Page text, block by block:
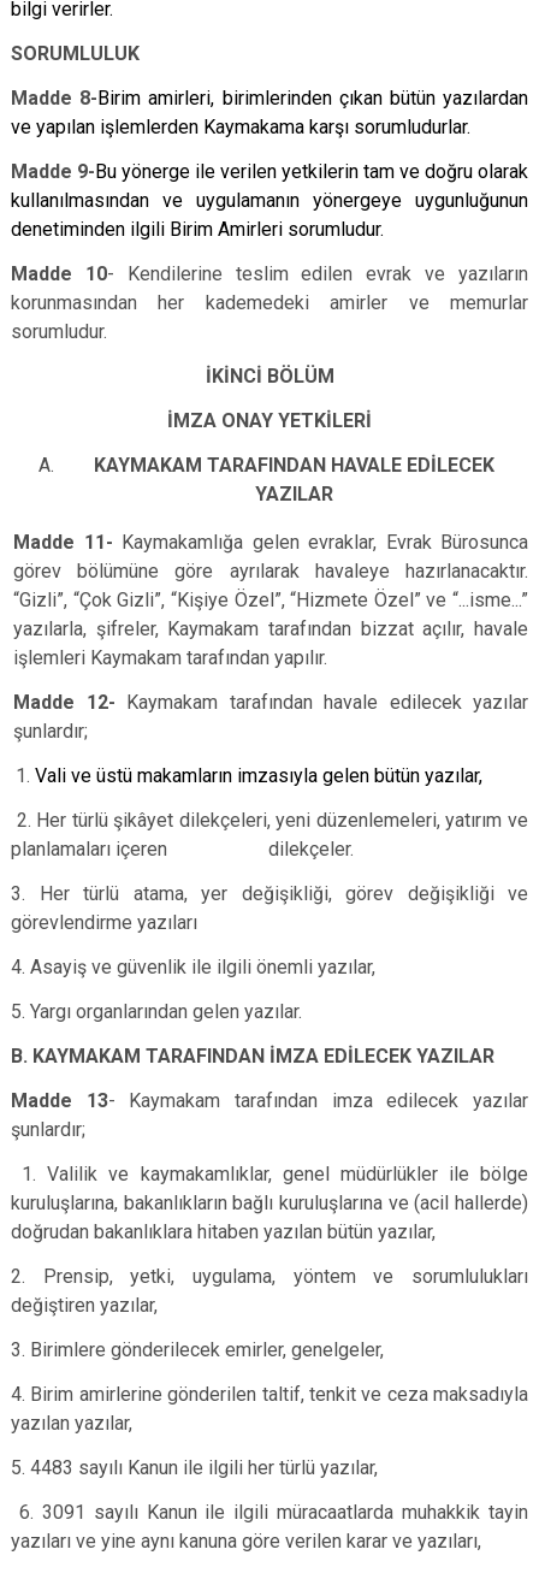
bilgi verirler.
SORUMLULUK
Madde 8-Birim amirleri, birimlerinden çıkan bütün yazılardan
ve yapılan işlemlerden Kaymakama karşı sorumludurlar.
Madde 9-Bu yönerge ile verilen yetkilerin tam ve doğru olarak
kullanılmasından ve uygulamanın yönergeye uygunluğunun
denetiminden ilgili Birim Amirleri sorumludur.
Madde 10- Kendilerine teslim edilen evrak ve yazıların
korunmasından her kademedeki amirler ve memurlar
sorumludur.
İKİNCİ BÖLÜM
İMZA ONAY YETKİLERİ
KAYMAKAM TARAFINDAN HAVALE EDİLECEK
YAZILAR
Madde 11- Kaymakamlığa gelen evraklar, Evrak Bürosunca
görev bölümüne göre ayrılarak havaleye hazırlanacaktır.
“Gizli”, “Çok Gizli”, “Kişiye Özel”, “Hizmete Özel” ve “...isme...”
yazılarla, şifreler, Kaymakam tarafından bizzat açılır, havale
işlemleri Kaymakam tarafından yapılır.
Madde 12- Kaymakam tarafından havale edilecek yazılar
şunlardır;
1. Vali ve üstü makamların imzasıyla gelen bütün yazılar,
2. Her türlü şikâyet dilekçeleri, yeni düzenlemeleri, yatırım ve
planlamaları içeren dilekçeler.
3. Her türlü atama, yer değişikliği, görev değişikliği ve
görevlendirme yazıları
4. Asayiş ve güvenlik ile ilgili önemli yazılar,
5. Yargı organlarından gelen yazılar.
B. KAYMAKAM TARAFINDAN İMZA EDİLECEK YAZILAR
Madde 13- Kaymakam tarafından imza edilecek yazılar
şunlardır;
1. Valilik ve kaymakamlıklar, genel müdürlükler ile bölge
kuruluşlarına, bakanlıkların bağlı kuruluşlarına ve (acil hallerde)
doğrudan bakanlıklara hitaben yazılan bütün yazılar,
2. Prensip, yetki, uygulama, yöntem ve sorumlulukları
değiştiren yazılar,
3. Birimlere gönderilecek emirler, genelgeler,
4. Birim amirlerine gönderilen taltif, tenkit ve ceza maksadıyla
yazılan yazılar,
5. 4483 sayılı Kanun ile ilgili her türlü yazılar,
6. 3091 sayılı Kanun ile ilgili müracaatlarda muhakkik tayin
yazıları ve yine aynı kanuna göre verilen karar ve yazıları,